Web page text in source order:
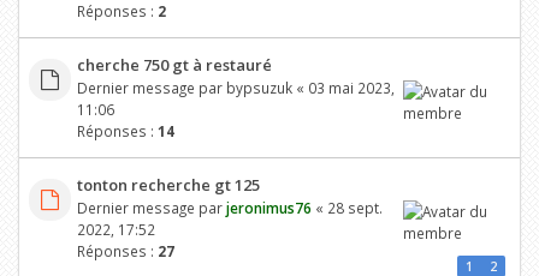
Réponses : 2
cherche 750 gt à restauré
Dernier message par bypsuzuk« 03 mai 2023,
11:06
Réponses : 14
tonton recherche gt 125
Dernier message parjeronimus76 « 28 sept.
2022, 17:52
Réponses : 27
1 2